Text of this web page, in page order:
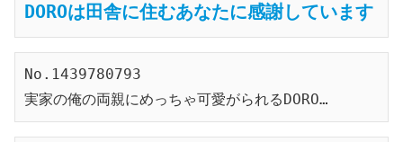
DOROは田舎に住むあなたに感謝しています
No.1439780793
実家の俺の両親にめっちゃ可愛がられるDORO…